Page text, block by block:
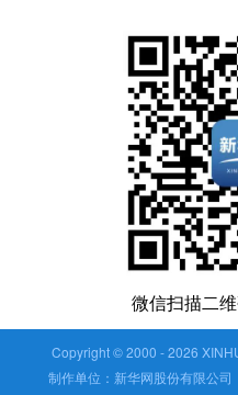
微信扫描二
Copyright © 2000 -2026
制作单位：新华网股份有限公